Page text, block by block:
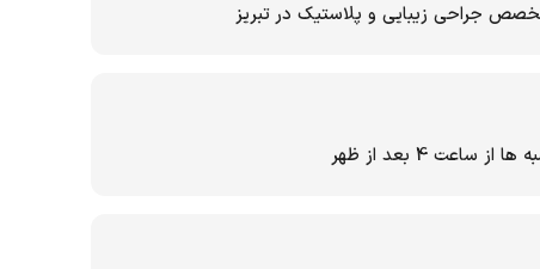
جراحی زیبایی و پلاستیک در تبریز
4 بعد از ظهر